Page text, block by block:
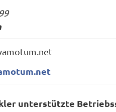
unterstützte